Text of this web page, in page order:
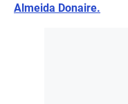
Almeida Donaire.